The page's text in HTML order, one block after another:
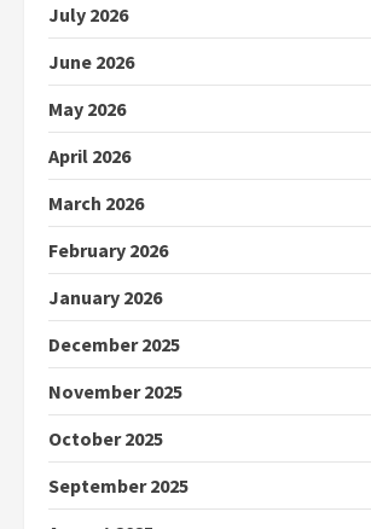
July 2026
June 2026
May 2026
April 2026
March 2026
February 2026
January 2026
December 2025
November 2025
October 2025
September 2025